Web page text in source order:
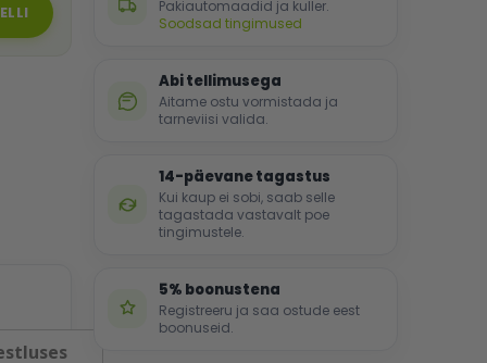
Pakiautomaadid ja kuller.
Soodsad tingimused
Abi tellimusega
Aitame ostu vormistada ja
tarneviisi valida.
14-päevane tagastus
Kui kaup ei sobi, saab selle
tagastada vastavalt poe
tingimustele.
5% boonustena
Registreeru ja saa ostude eest
boonuseid.